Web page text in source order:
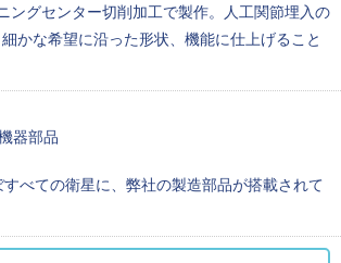
ングセンター切削加工で製作。人工関節埋入の
かな希望に沿った形状、機能に仕上げること
器部品
べての衛星に、弊社の製造部品が搭載されて